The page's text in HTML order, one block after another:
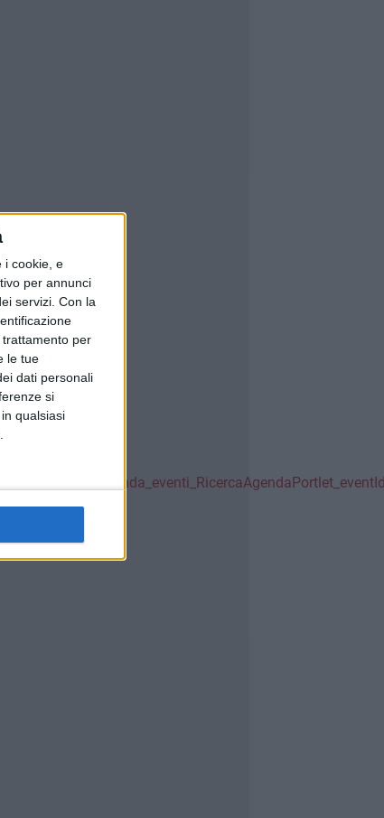
i cookie, e
per annunci
servizi. Con la
per
le tue
dati personali
si
qualsiasi